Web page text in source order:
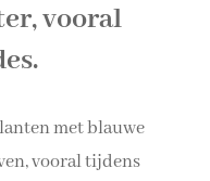
vooral
met blauwe
vooral tijdens